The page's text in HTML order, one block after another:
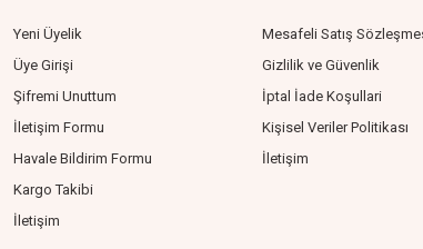
Yeni Üyelik
Üye Girişi
Şifremi Unuttum
İletişim Formu
Havale Bildirim Formu
Kargo Takibi
İletişim
Mesafeli Satış
Gizlilik ve Güvenlik
İptal İade Koşullari
Kişisel Veriler Politikası
İletişim